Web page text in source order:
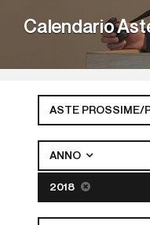
Calendario
ASTE PROSSIME/
ANNO
2018